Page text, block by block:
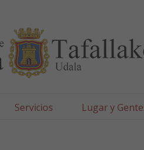
Servicios Lugar y